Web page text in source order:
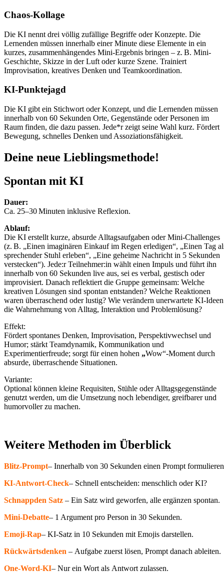
Chaos-Kollage
Die KI nennt drei völlig zufällige Begriffe oder Konzepte. Die
Lernenden müssen innerhalb einer Minute diese Elemente in ein
kurzes, zusammenhängendes Mini-Ergebnis bringen – z. B. Mini-
Geschichte, Skizze in der Luft oder kurze Szene. Trainiert
Improvisation, kreatives Denken und Teamkoordination.
KI-Punktejagd
Die KI gibt ein Stichwort oder Konzept, und die Lernenden müssen
innerhalb von 60 Sekunden Orte, Gegenstände oder Personen im
Raum finden, die dazu passen. Jede*r zeigt seine Wahl kurz. Fördert
Bewegung, schnelles Denken und Assoziationsfähigkeit.
Deine neue Lieblingsmethode!
Spontan mit KI
Dauer:
Ca. 25–30 Minuten inklusive Reflexion.
Ablauf:
Die KI erstellt kurze, absurde Alltagsaufgaben oder Mini-Challenges
(z. B. „Einen imaginären Einkauf im Regen erledigen“, „Einen Tag
sprechender Stuhl erleben“, „Eine geheime Nachricht in 5 Sekunden
verstecken“). Jede:r Teilnehmer:in wählt einen Impuls und führt ihn
innerhalb von 60 Sekunden live aus, sei es verbal, gestisch oder
improvisiert. Danach reflektiert die Gruppe gemeinsam: Welche
kreativen Lösungen sind spontan entstanden? Welche Reaktionen
waren überraschend oder lustig? Wie verändern unerwartete KI-Ideen
die Wahrnehmung von Alltag, Interaktion und Problemlösung?
Effekt:
Fördert spontanes Denken, Improvisation, Perspektivwechsel und
Humor; stärkt Teamdynamik, Kommunikation und
Experimentierfreude; sorgt für einen hohen „Wow“-Moment durch
absurde, überraschende Situationen.
Variante:
Optional können kleine Requisiten, Stühle oder Alltagsgegenstände
genutzt werden, um die Umsetzung noch lebendiger, greifbarer und
humorvoller zu machen.
Weitere Methoden im Überblick
Blitz-Prompt– Innerhalb von 30 Sekunden einen Prompt
KI-Antwort-Check– Schnell entscheiden: menschlich oder KI?
Schnappden Satz – Ein Satz wird geworfen, alle ergänzen spontan.
Mini-Debatte– 1 Argument pro Person in 30 Sekunden.
Emoji-Rap– KI-Satz in 10 Sekunden mit Emojis darstellen.
Rückwärtsdenken – Aufgabe zuerst lösen, Prompt danach ableiten.
One-Word-KI– Nur ein Wort als Antwort zulassen.